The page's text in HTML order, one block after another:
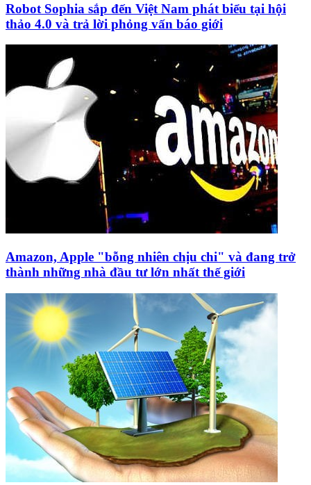
Robot Sophia sắp đến Việt Nam phát biểu tại hội
thảo 4.0 và trả lời phỏng vấn báo giới
Amazon, Apple "bỗng nhiên chịu chi" và đang trở
thành những nhà đầu tư lớn nhất thế giới